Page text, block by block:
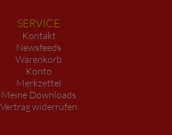
SERVICE
Kontakt
Newsfeeds
Warenkorb
Konto
Merkzettel
Meine Downloads
Vertrag widerrufen